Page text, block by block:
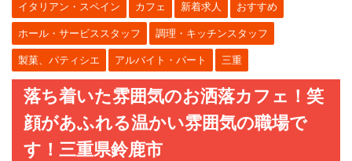
イタリアン・スペイン カフェ 新着求人 おすすめ
ホール・サービススタッフ 調理・キッチンスタッフ
製菓、パティシエ アルバイト・パート 三重
落ち着いた雰囲気のお洒落カフェ！笑
顔があふれる温かい雰囲気の職場で
す！三重県鈴鹿市